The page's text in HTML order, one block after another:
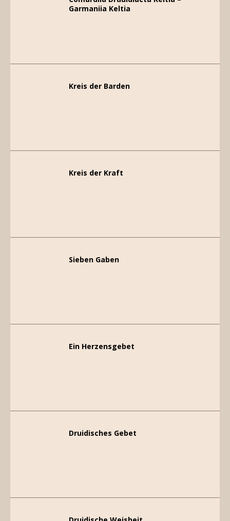
Garmaniia Keltia
Kreis der Barden
Kreis der Kraft
Sieben Gaben
Ein Herzensgebet
Druidisches Gebet